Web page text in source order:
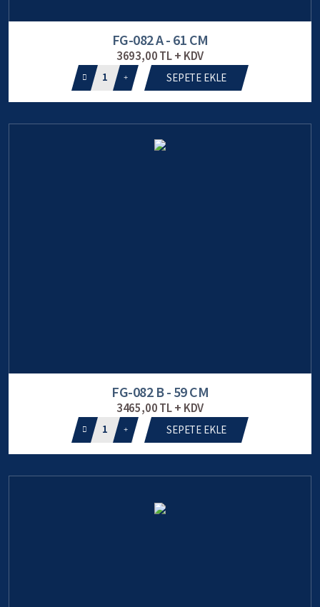
FG-082 A - 61 CM
3693,00 TL + KDV
1 SEPETE EKLE
FG-082 B - 59 CM
3465,00 TL + KDV
1 SEPETE EKLE